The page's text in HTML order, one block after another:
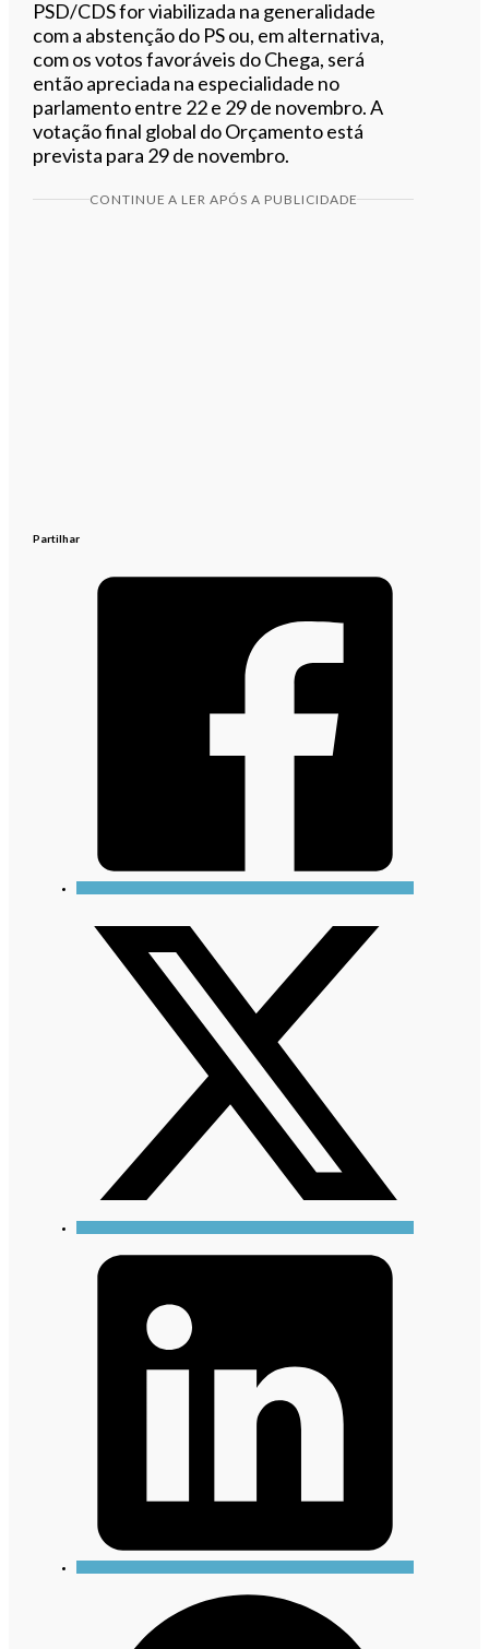
PSD/CDS for viabilizada na generalidade
com a abstenção do PS ou, em alternativa,
com os votos favoráveis do Chega, será
então apreciada na especialidade no
parlamento entre 22 e 29 de novembro. A
votação final global do Orçamento está
prevista para 29 de novembro.
CONTINUE A LER APÓS A PUBLICIDADE
Partilhar